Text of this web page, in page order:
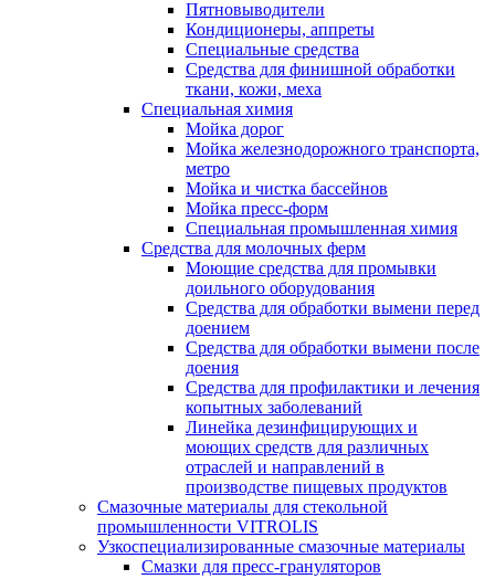
Пятновыводители
Кондиционеры, аппреты
Специальные средства
Средства для финишной обработки
ткани, кожи, меха
Специальная химия
Мойка дорог
Мойка железнодорожного транспорта,
метро
Мойка и чистка бассейнов
Мойка пресс-форм
Специальная промышленная химия
Средства для молочных ферм
Моющие средства для промывки
доильного оборудования
Средства для обработки вымени перед
доением
Средства для обработки вымени после
доения
Средства для профилактики и лечения
копытных заболеваний
Линейка дезинфицирующих и
моющих средств для различных
отраслей и направлений в
производстве пищевых продуктов
Смазочные материалы для стекольной
промышленности VITROLIS
Узкоспециализированные смазочные материалы
Смазки для пресс-грануляторов